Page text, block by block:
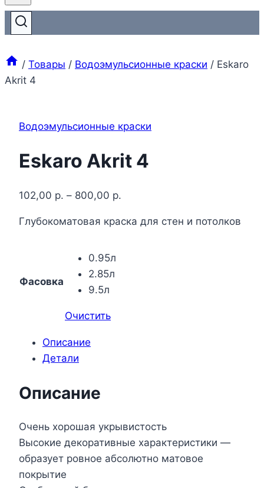
/ Товары / Водоэмульсионные краски / Eskaro
Akrit 4
Водоэмульсионные краски
Eskaro Akrit 4
102,00 р. – 800,00 р.
Глубокоматовая краска для стен и потолков
Фасовка
0.95л
2.85л
9.5л
Очистить
Описание
Детали
Описание
Очень хорошая укрывистость
Высокие декоративные характеристики —
образует ровное абсолютно матовое
покрытие